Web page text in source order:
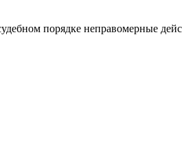
порядке неправомерные